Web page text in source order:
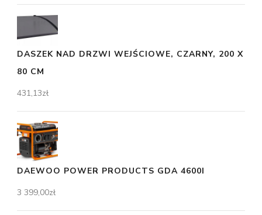
DASZEK NAD DRZWI WEJŚCIOWE, CZARNY, 200 X
80 CM
431,13zł
DAEWOO POWER PRODUCTS GDA 4600I
3 399,00zł